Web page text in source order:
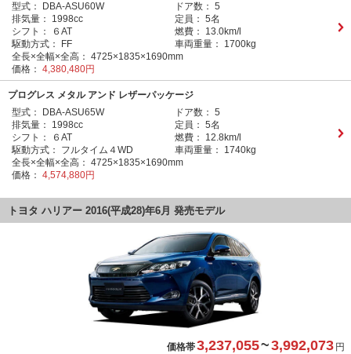
型式：
DBA-ASU60W ドア数： 5
排気量：
1998cc 定員： 5名
シフト：
６AT 燃費：
13.0km/l
駆動方式：
FF 車両重量：
1700kg
全長×全幅×全高： 4725×1835×1690mm
価格： 4,380,480円
プログレス メタル アンド レザーパッケージ
型式：
DBA-ASU65W ドア数： 5
排気量：
1998cc 定員： 5名
シフト：
６AT 燃費：
12.8km/l
駆動方式：
フルタイム４WD 車両重量：
1740kg
全長×全幅×全高： 4725×1835×1690mm
価格： 4,574,880円
トヨタ ハリアー 2016(平成28)年6月 発売モデル
価格帯3,237,055~3,992,073 円